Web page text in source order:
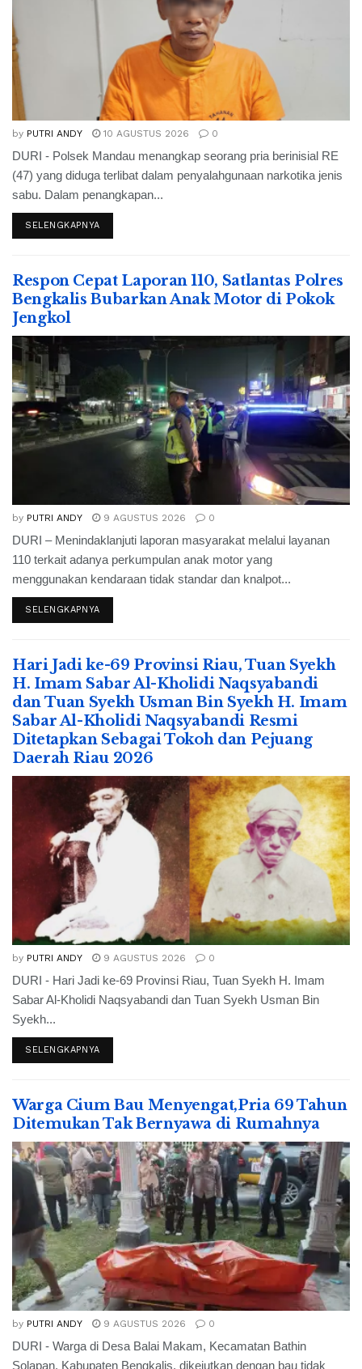
by PUTRI ANDY 10 AGUSTUS 2026 0
DURI - Polsek Mandau menangkap seorang pria berinisial RE
(47) yang diduga terlibat dalam penyalahgunaan narkotika jenis
sabu. Dalam penangkapan...
SELENGKAPNYA
Respon Cepat Laporan 110, Satlantas Polres
Bengkalis Bubarkan Anak Motor di Pokok
Jengkol
by PUTRI ANDY 9 AGUSTUS 2026 0
DURI – Menindaklanjuti laporan masyarakat melalui layanan
110 terkait adanya perkumpulan anak motor yang
menggunakan kendaraan tidak standar dan knalpot...
SELENGKAPNYA
Hari Jadi ke-69 Provinsi Riau, Tuan Syekh
H. Imam Sabar Al-Kholidi Naqsyabandi
dan Tuan Syekh Usman Bin Syekh H. Imam
Sabar Al-Kholidi Naqsyabandi Resmi
Ditetapkan Sebagai Tokoh dan Pejuang
Daerah Riau 2026
by PUTRI ANDY 9 AGUSTUS 2026 0
DURI - Hari Jadi ke-69 Provinsi Riau, Tuan Syekh H. Imam
Sabar Al-Kholidi Naqsyabandi dan Tuan Syekh Usman Bin
Syekh...
SELENGKAPNYA
Warga Cium Bau Menyengat,Pria 69 Tahun
Ditemukan Tak Bernyawa di Rumahnya
by PUTRI ANDY 9 AGUSTUS 2026 0
DURI - Warga di Desa Balai Makam, Kecamatan Bathin
Solapan, Kabupaten Bengkalis, dikejutkan dengan bau tidak